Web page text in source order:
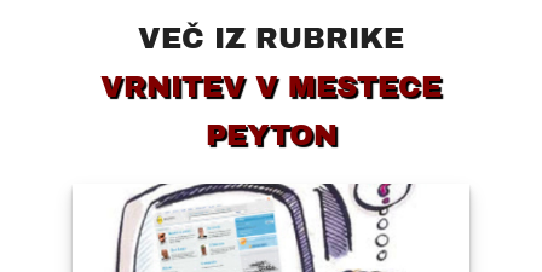
VEČ IZ RUBRIKE
VRNITEV V MESTECE
PEYTON